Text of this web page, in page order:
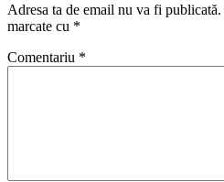
Adresa ta de email nu va fi publicată.
marcate cu *
Comentariu *